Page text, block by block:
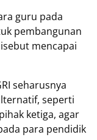
guru pada
pembangunan
mencapai
seharusnya
seperti
ketiga, agar
para pendidik